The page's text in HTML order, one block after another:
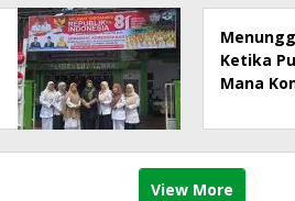
Ketika
Mana
View More